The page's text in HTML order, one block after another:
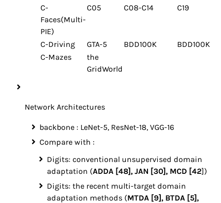
C-
Faces(Multi-
PIE)
C05 C08-C14 C19
C-Driving GTA-5 BDD100K
BDD100K
C-Mazes
the
GridWorld
Network Architectures
backbone : LeNet-5, ResNet-18, VGG-16
Compare with :
Digits: conventional unsupervised domain
adaptation (ADDA [48], JAN [30], MCD [42])
Digits: the recent multi-target domain
adaptation methods (MTDA [9], BTDA [5],